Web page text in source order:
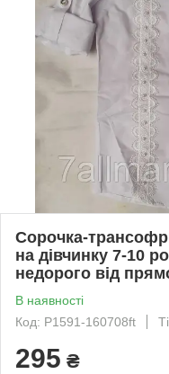
Сорочка-
на дівчинку 7-10
недорого від
В наявності
Код: P1591-160708ft
295 ₴